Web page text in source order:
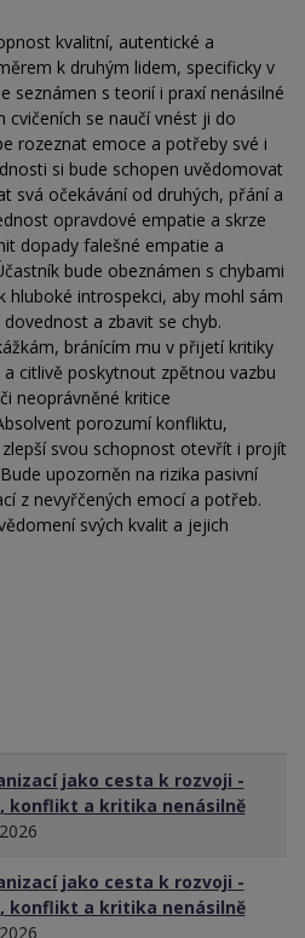
kvalitní, autentické a
k druhým lidem, specificky v
seznámen s teorií i praxí nenásilné
cvičeních se naučí vnést ji do
rozeznat emoce a potřeby své i
si bude schopen uvědomovat
svá očekávání od druhých, přání a
opravdové empatie a skrze
dopady falešné empatie a
bude obeznámen s chybami
hluboké introspekci, aby mohl sám
a zbavit se chyb.
bránícím mu v přijetí kritiky
citlivě poskytnout zpětnou vazbu
neoprávněné kritice
porozumí konfliktu,
svou schopnost otevřít i projít
upozorněn na rizika pasivní
z nevyřčených emocí a potřeb.
svých kvalit a jejich
jako cesta k rozvoji -
konflikt a kritika nenásilně
jako cesta k rozvoji -
konflikt a kritika nenásilně